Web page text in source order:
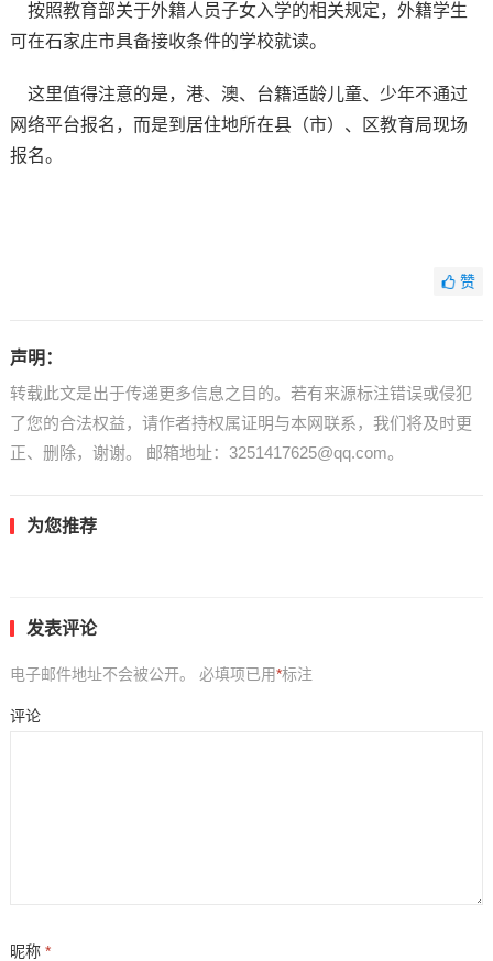
按照教育部关于外籍人员子女入学的相关规定，外籍学生
可在石家庄市具备接收条件的学校就读。
这里值得注意的是，港、澳、台籍适龄儿童、少年不通过
网络平台报名，而是到居住地所在县（市）、区教育局现场
报名。
赞
声明：
转载此文是出于传递更多信息之目的。若有来源标注错误或侵犯
了您的合法权益，请作者持权属证明与本网联系，我们将及时更
正、删除，谢谢。 邮箱地址：3251417625@qq.com。
为您推荐
发表评论
电子邮件地址不会被公开。 必填项已用*标注
评论
昵称 *